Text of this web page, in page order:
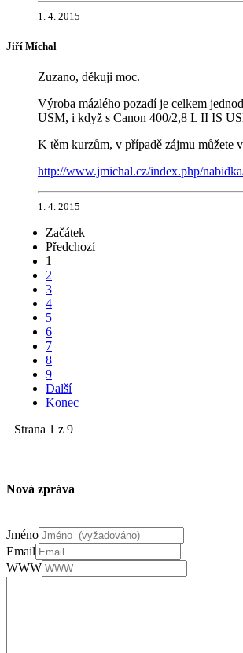
1. 4. 2015
Jiří Míchal
Zuzano, děkuji moc.
Výroba mázlého pozadí je celkem
USM, i když s Canon 400/2,8 L II IS
K těm kurzům, v případě zájmu můžete
http://www.jmichal.cz/index.php/
1. 4. 2015
Začátek
Předchozí
1
2
3
4
5
6
7
8
9
Další
Konec
Strana 1 z 9
Nová zpráva
Jméno
Email
WWW